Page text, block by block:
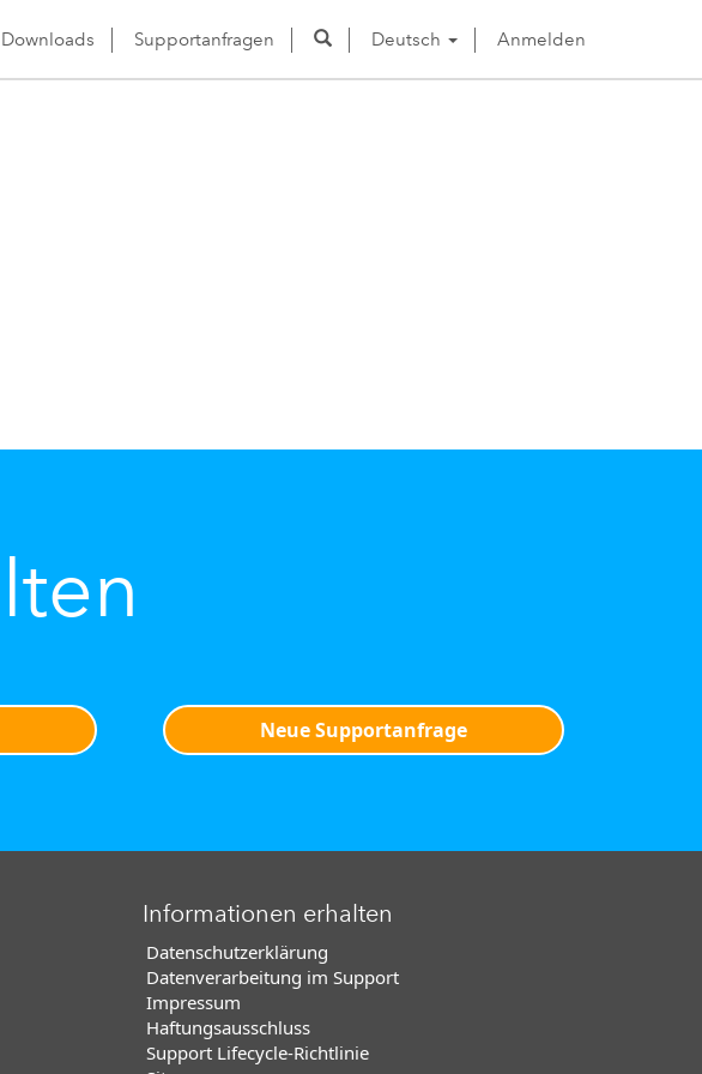
Downloads Supportanfragen Deutsch Anmelden
Neue Supportanfrage
Informationen erhalten
Datenschutzerklärung
Datenverarbeitung im Support
Impressum
Haftungsausschluss
Support Lifecycle-Richtlinie